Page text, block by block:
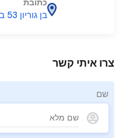
בן גוריון 53 בת ים
צרו איתי קשר
שם